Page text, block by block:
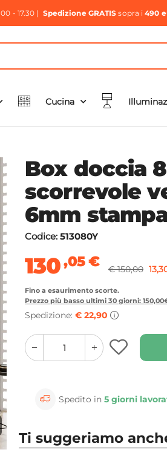
- 17.30 | Spedizione GRATIS sopra i490
Cucina
Box doccia
scorrevole
6mm
Codice: 513080Y
130,05€ € 150,00
Fino a esaurimento scorte.
Prezzo più basso ultimi 30 giorni:
Spedizione: € 22,90
quantity
button
quantity
minus
button
Spedito in5 giorni
Ti suggeriamo